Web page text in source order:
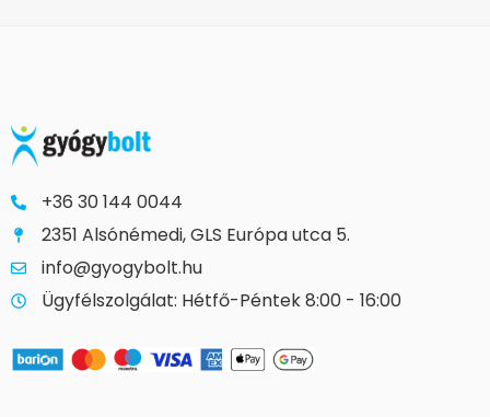
+36 30 144 0044
2351 Alsónémedi, GLS Európa utca 5.
info@gyogybolt.hu
Ügyfélszolgálat: Hétfő-Péntek 8:00 - 16:00